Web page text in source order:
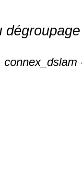
connex_dslam